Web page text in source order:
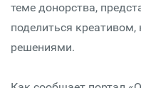
теме донорства,
поделиться
решениями.